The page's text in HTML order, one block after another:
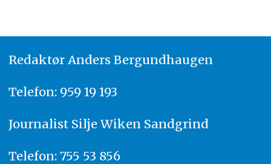
Redaktør Anders Bergundhaugen
Telefon: 959 19 193
Journalist Silje Wiken Sandgrind
Telefon: 755 53 856